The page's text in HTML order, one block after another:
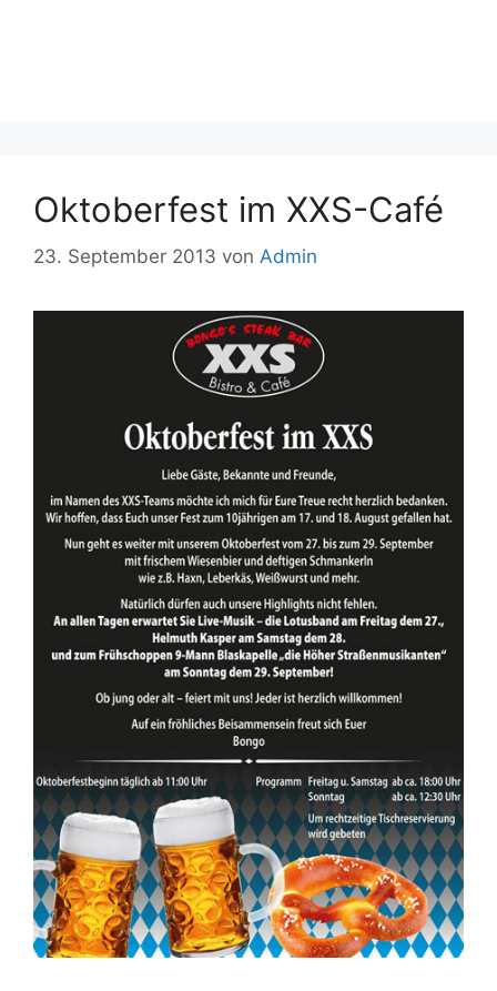
Oktoberfest im XXS-Café
23. September 2013 von Admin